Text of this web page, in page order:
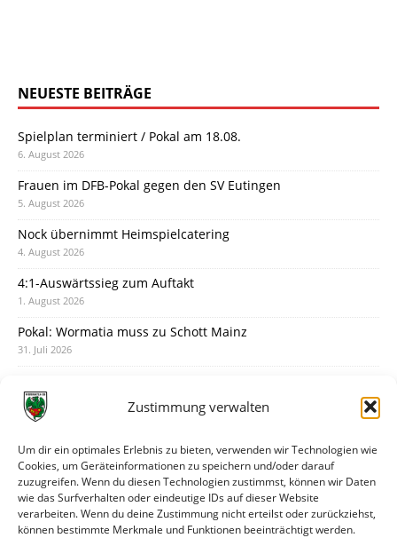
Zustimmung verwalten
Um dir ein optimales Erlebnis zu bieten, verwenden wir Technologien wie
Cookies, um Geräteinformationen zu speichern und/oder darauf
zuzugreifen. Wenn du diesen Technologien zustimmst, können wir Daten
wie das Surfverhalten oder eindeutige IDs auf dieser Website
verarbeiten. Wenn du deine Zustimmung nicht erteilst oder zurückziehst,
können bestimmte Merkmale und Funktionen beeinträchtigt werden.
NEUESTE BEITRÄGE
Spielplan terminiert / Pokal am 18.08.
6. August 2026
Frauen im DFB-Pokal gegen den SV Eutingen
5. August 2026
Nock übernimmt Heimspielcatering
4. August 2026
4:1-Auswärtssieg zum Auftakt
1. August 2026
Pokal: Wormatia muss zu Schott Mainz
31. Juli 2026
30. Juli 2026
28. Juli 2026
Neuer Rückensponsor
28. Juli 2026
Neue Podcast-Folge: So tickt Björn!